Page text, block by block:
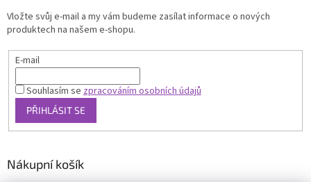
Vložte svůj e-mail a my vám budeme zasílat informace o nových
produktech na našem e-shopu.
E-mail
Souhlasím sezpracováním osobních údajů
PŘIHLÁSIT SE
Nákupní košík